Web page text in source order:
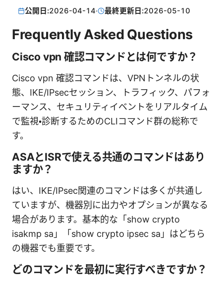
公開日:2026-04-14· 最終更新日:2026-05-10
Frequently Asked Questions
Cisco vpn 確認コマンドとは何ですか？
Cisco vpn 確認コマンドは、VPNトンネルの状
態、IKE/IPsecセッション、トラフィック、パフォ
ーマンス、セキュリティイベントをリアルタイム
で監視・診断するためのCLIコマンド群の総称で
す。
ASAとISRで使える共通のコマンドはあり
ますか？
はい、IKE/IPsec関連のコマンドは多くが共通し
ていますが、機器別に出力やオプションが異なる
場合があります。基本的な「show crypto
isakmp sa」「show crypto ipsec sa」はどちら
の機器でも重要です。
どのコマンドを最初に実行すべきですか？